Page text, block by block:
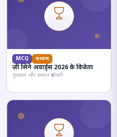
MCQ मध्यम
ज़ी सिने अवार्ड्स 2026 के विजेता
पुरस्कार और सम्मान प्रश्नोत्तरी